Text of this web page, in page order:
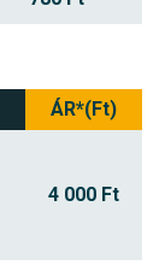
ÁR*(Ft)
4 000 Ft